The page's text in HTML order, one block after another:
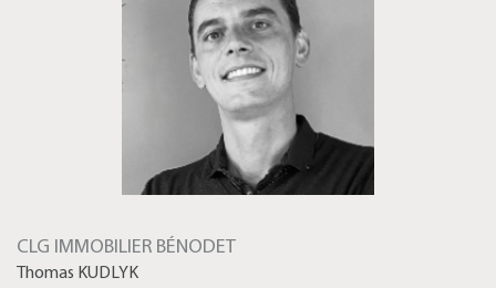
CLG IMMOBILIER BÉNODET
Thomas KUDLYK